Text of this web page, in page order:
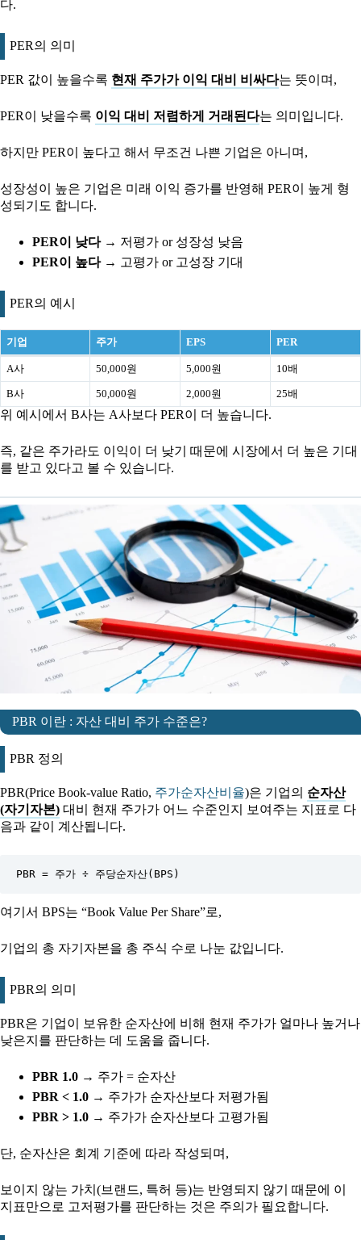
다.
PER의 의미
PER 값이 높을수록 현재 주가가 이익 대비 비싸다는 뜻이며,
PER이 낮을수록 이익 대비 저렴하게 거래된다는 의미입니다.
하지만 PER이 높다고 해서 무조건 나쁜 기업은 아니며,
성장성이 높은 기업은 미래 이익 증가를 반영해 PER이 높게 형
성되기도 합니다.
PER이 낮다→ 저평가 or 성장성 낮음
PER이 높다→ 고평가 or 고성장 기대
PER의 예시
기업 주가 EPS PER
A사 50,000원 5,000원 10배
B사 50,000원 2,000원 25배
위 예시에서 B사는 A사보다 PER이 더 높습니다.
즉, 같은 주가라도 이익이 더 낮기 때문에 시장에서 더 높은 기대
를 받고 있다고 볼 수 있습니다.
PBR 이란 : 자산 대비 주가 수준은?
PBR 정의
PBR(Price Book-value Ratio, 주가순자산비율)은 기업의 순자산
(자기자본) 대비 현재 주가가 어느 수준인지 보여주는 지표로 다
음과 같이 계산됩니다.
PBR = 주가 ÷ 주당순자산(BPS)
여기서 BPS는 “Book Value Per Share”로,
기업의 총 자기자본을 총 주식 수로 나눈 값입니다.
PBR의 의미
PBR은 기업이 보유한 순자산에 비해 현재 주가가 얼마나 높거나
낮은지를 판단하는 데 도움을 줍니다.
PBR 1.0 → 주가 = 순자산
PBR < 1.0 → 주가가 순자산보다 저평가됨
PBR > 1.0 → 주가가 순자산보다 고평가됨
단, 순자산은 회계 기준에 따라 작성되며,
보이지 않는 가치(브랜드, 특허 등)는 반영되지 않기 때문에 이
지표만으로 고저평가를 판단하는 것은 주의가 필요합니다.